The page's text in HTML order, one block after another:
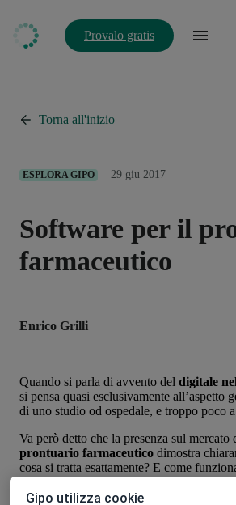
Provalo gratis
Torna all'inizio
ESPLORA GIPO 29 giu 2017
Software per il
farmaceutico
Enrico Grilli
Quando si parla di avvento del digitale
si pensa quasi esclusivamente all’aspetto
di uno studio od ospedale, e troppo poco
Va però detto che la presenza sul mercato
prontuario farmaceutico dimostra
cosa si tratta esattamente? E come
tipo?
Gipo utilizza cookie